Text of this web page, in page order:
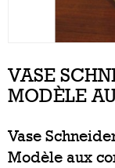
VASE
MODÈLE
Vase
Modèle aux